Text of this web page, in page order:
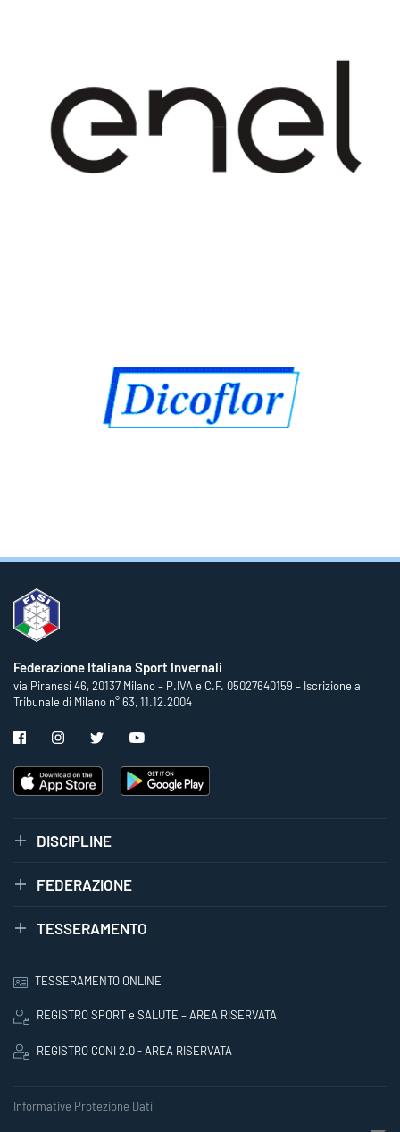
Federazione Italiana Sport Invernali
via Piranesi 46, 20137 Milano – P.IVA e C.F. 05027640159 – Iscrizione al
Tribunale di Milano n° 63, 11.12.2004
DISCIPLINE
FEDERAZIONE
TESSERAMENTO
TESSERAMENTO ONLINE
REGISTRO SPORT e SALUTE – AREA RISERVATA
REGISTRO CONI 2.0 - AREA RISERVATA
Informative Protezione Dati